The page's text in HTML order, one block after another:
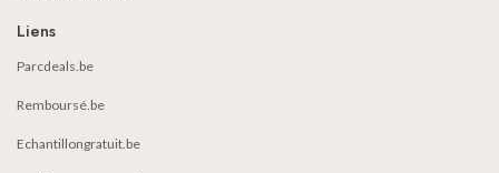
Liens
Parcdeals.be
Remboursé.be
Echantillongratuit.be